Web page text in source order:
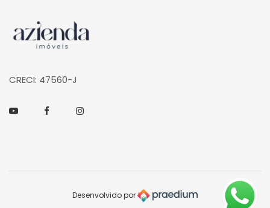
Página inicial
CRECI: 47560-J
YoutubeFacebookInstagram
Desenvolvido por